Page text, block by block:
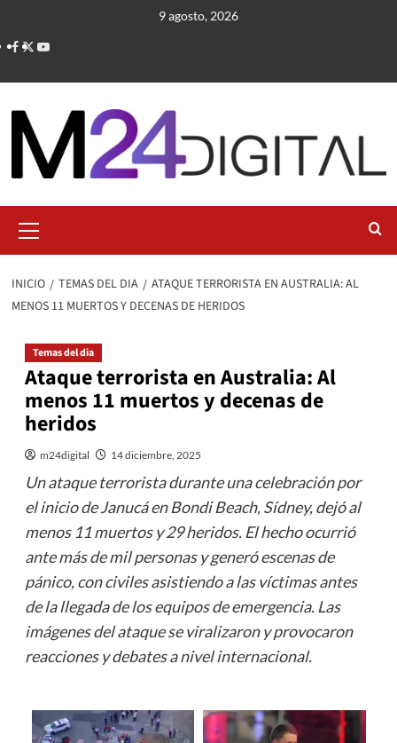
contenido
9 agosto, 2026
primario
INICIO TEMAS DEL DIA
ATAQUE TERRORISTA EN AUSTRALIA: AL
MENOS 11 MUERTOS Y DECENAS DE HERIDOS
Temas del dia
Ataque terrorista en Australia: Al
menos 11 muertos y decenas de
heridos
m24digital 14 diciembre, 2025
Un ataque terrorista durante una celebración por
el inicio de Janucá en Bondi Beach, Sídney, dejó al
menos 11 muertos y 29 heridos. El hecho ocurrió
ante más de mil personas y generó escenas de
pánico, con civiles asistiendo a las víctimas antes
de la llegada de los equipos de emergencia. Las
imágenes del ataque se viralizaron y provocaron
reacciones y debates a nivel internacional.